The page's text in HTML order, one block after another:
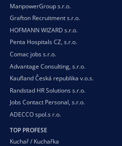
ManpowerGroup s.r.o.
Grafton Recruitment s.r.o.
HOFMANN WIZARD s.r.o.
Penta Hospitals CZ, s.r.o.
Comac jobs s.r.o.
Advantage Consulting, s.r.o.
Kaufland Česká republika v.o.s.
Randstad HR Solutions s.r.o.
Jobs Contact Personal, s.r.o.
ADECCO spol.s r.o.
TOP PROFESE
Kuchař / Kuchařka